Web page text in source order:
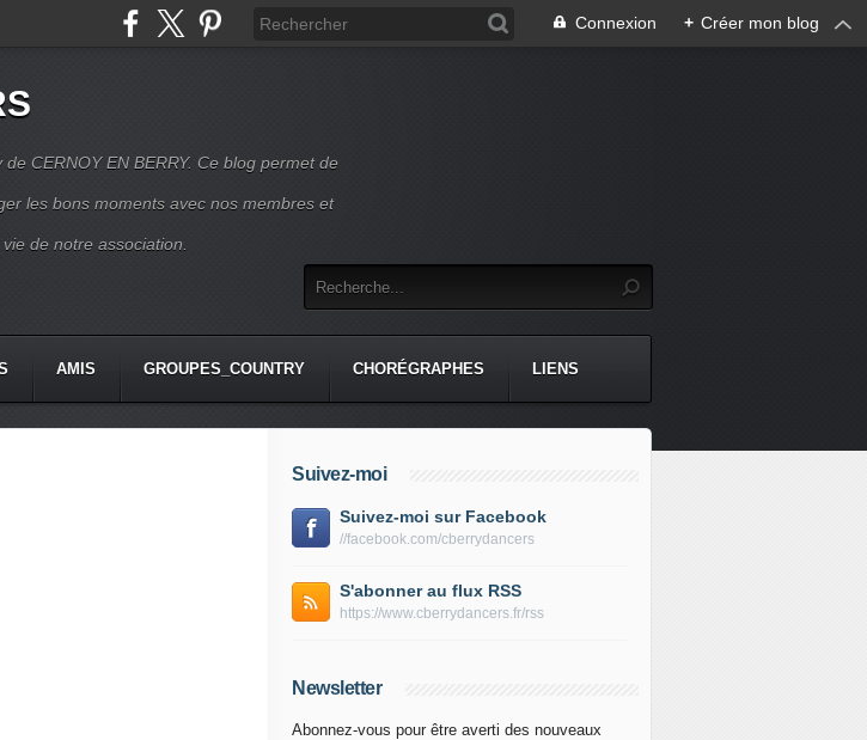
Connexion + Créer mon blog
CERNOY EN BERRY. Ce blog permet de
les bons moments avec nos membres et
de notre association.
AMIS GROUPES_COUNTRY CHORÉGRAPHES LIENS
Suivez-moi
Suivez-moi sur Facebook
//facebook.com/cberrydancers
S'abonner au flux RSS
https://www.cberrydancers.fr/rss
Newsletter
Abonnez-vous pour être averti des nouveaux